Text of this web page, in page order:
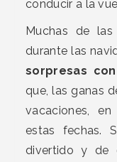
conducir a la
Muchas de
durante las
sorpresas
que, las ganas
vacaciones,
estas fechas.
divertido y de